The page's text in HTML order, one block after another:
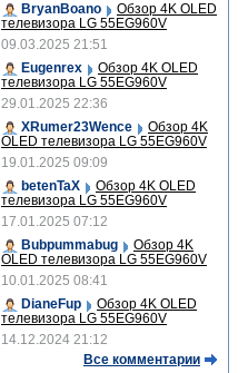
BryanBoano
Обзор 4K OLED
телевизора LG 55EG960V
09.03.2025 21:51
Eugenrex
Обзор 4K OLED
телевизора LG 55EG960V
29.01.2025 22:36
XRumer23Wence
Обзор 4K
OLED телевизора LG 55EG960V
19.01.2025 09:09
betenTaX
Обзор 4K OLED
телевизора LG 55EG960V
17.01.2025 07:12
Bubpummabug
Обзор 4K
OLED телевизора LG 55EG960V
10.01.2025 08:41
DianeFup
Обзор 4K OLED
телевизора LG 55EG960V
14.12.2024 21:12
Все комментарии